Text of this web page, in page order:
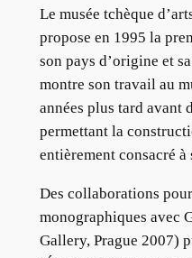
Le musée tchèque
propose en 1995 la
son pays d’origine et
montre son travail au
années plus tard avant
permettant la
entièrement consacré
Des collaborations
monographiques avec
Gallery, Prague 2007)